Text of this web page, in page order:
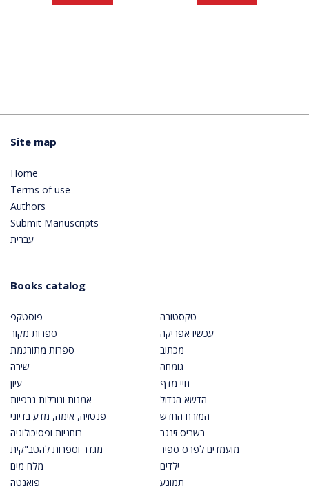
Site map
Home
Terms of use
Authors
Submit Manuscripts
עברית
Books catalog
פוסטקפ
ספרות מקור
ספרות מתורגמת
שירה
עיון
אמנות ונובלות גרפיות
פנטזיה, אימה, מדע בדיוני
רוחניות ופסיכולוגיה
מגדר וספרות להטב"קית
מלח מים
פואנטה
טקסטורה
עכשיו אפריקה
מכתוב
גומחה
חיי מדף
הדשא הגדול
המזרח החדש
בשביס זינגר
מועמדים לפרס ספיר
ילדים
תמונע